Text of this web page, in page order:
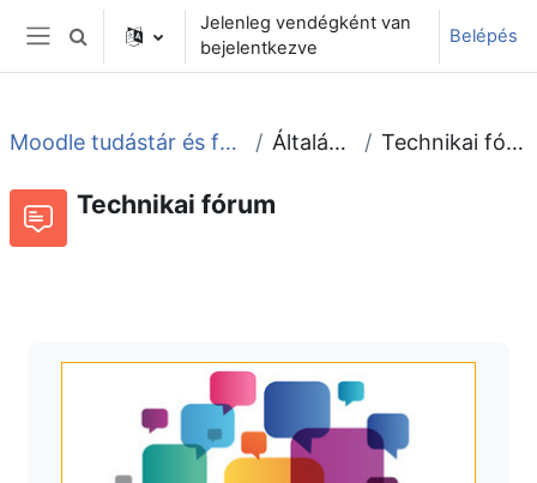
Tovább a fő tartalomhoz
Oldalpanel
Keresési bemeneti adatok váltása
Jelenleg vendégként van
bejelentkezve
Belépés
Moodle tudástár és fórum Általános Technikai fórum
Technikai fórum